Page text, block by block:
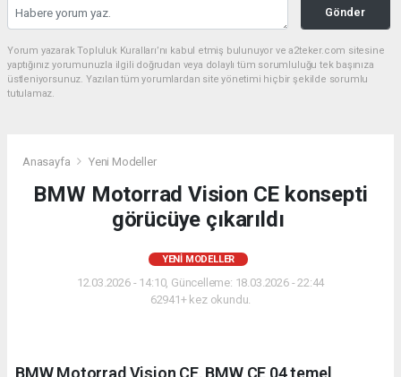
Gönder
Yorum yazarak Topluluk Kuralları’nı kabul etmiş bulunuyor ve a2teker.com sitesine
yaptığınız yorumunuzla ilgili doğrudan veya dolaylı tüm sorumluluğu tek başınıza
üstleniyorsunuz. Yazılan tüm yorumlardan site yönetimi hiçbir şekilde sorumlu
tutulamaz.
Anasayfa Yeni Modeller
BMW Motorrad Vision CE konsepti
görücüye çıkarıldı
YENI MODELLER
12.03.2026 - 14:10, Güncelleme: 18.03.2026 - 22:44
62941+ kez okundu.